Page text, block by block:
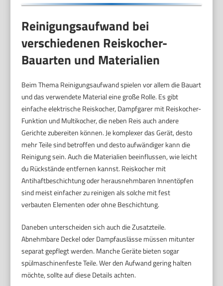
Reinigungsaufwand bei
verschiedenen Reiskocher-
Bauarten und Materialien
Beim Thema Reinigungsaufwand spielen vor allem die Bauart
und das verwendete Material eine große Rolle. Es gibt
einfache elektrische Reiskocher, Dampfgarer mit Reiskocher-
Funktion und Multikocher, die neben Reis auch andere
Gerichte zubereiten können. Je komplexer das Gerät, desto
mehr Teile sind betroffen und desto aufwändiger kann die
Reinigung sein. Auch die Materialien beeinflussen, wie leicht
du Rückstände entfernen kannst. Reiskocher mit
Antihaftbeschichtung oder herausnehmbaren Innentöpfen
sind meist einfacher zu reinigen als solche mit fest
verbauten Elementen oder ohne Beschichtung.
Daneben unterscheiden sich auch die Zusatzteile.
Abnehmbare Deckel oder Dampfauslässe müssen mitunter
separat gepflegt werden. Manche Geräte bieten sogar
spülmaschinenfeste Teile. Wer den Aufwand gering halten
möchte, sollte auf diese Details achten.